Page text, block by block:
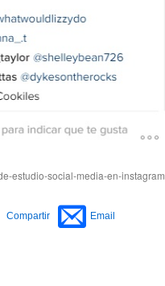
estudio-social-media-en-instagram